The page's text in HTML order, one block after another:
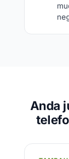
Anda